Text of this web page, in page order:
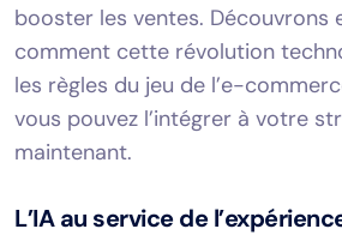
booster les ventes. Découvrons
comment cette révolution
les règles du jeu de l’e-
vous pouvez l’intégrer à votre
maintenant.
L’IA au service de